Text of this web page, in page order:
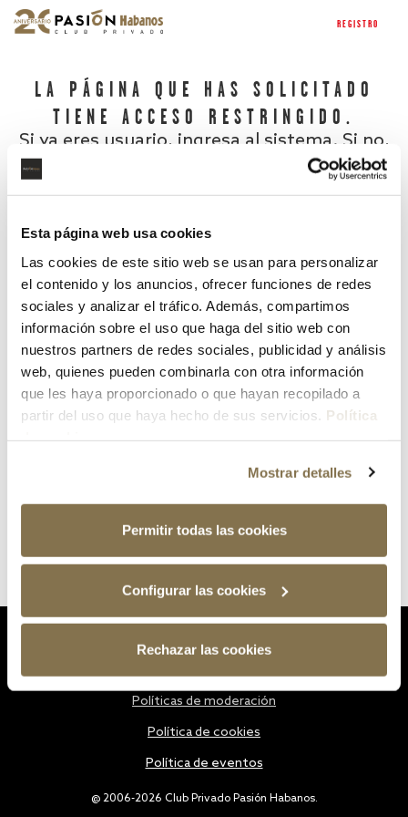
Esta página web usa cookies
Las cookies de este sitio web se usan para personalizar
el contenido y los anuncios, ofrecer funciones de redes
sociales y analizar el tráfico. Además, compartimos
información sobre el uso que haga del sitio web con
nuestros partners de redes sociales, publicidad y análisis
web, quienes pueden combinarla con otra información
que les haya proporcionado o que hayan recopilado a
partir del uso que haya hecho de sus servicios. Política
Mostrar detalles
Permitir todas las cookies
Configurar las cookies
Rechazar las cookies
REGISTRO
LA PÁGINA QUE HAS SOLICITADO
TIENE ACCESO RESTRINGIDO.
Si ya eres usuario, ingresa al sistema. Si no,
¿Has olvidado tu contraseña?
@ 2006-2026 Club Privado Pasión Habanos.
Políticas de moderación
Política de cookies
Política de eventos